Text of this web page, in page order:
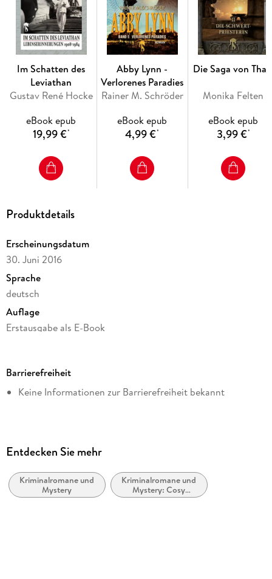
Im Schatten des
Leviathan
Gustav René Hocke
eBook epub
19,99 €*
Abby Lynn -
Verlorenes Paradies
Rainer M. Schröder
eBook epub
4,99 €*
Die Saga von
Monika Felten
eBook epub
3,99 €*
Produktdetails
Erscheinungsdatum
30. Juni 2016
Sprache
deutsch
Auflage
Erstausgabe als E-Book
Reihe
hockebooks
Verlag/Hersteller
Kopierschutz
mit Wasserzeichen versehen
Barrierefreiheit
Keine Informationen zur Barrierefreiheit bekannt
Entdecken Sie mehr
Kriminalromane und
Mystery
Kriminalromane und
Mystery: Cosy
Mystery